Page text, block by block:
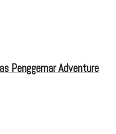
Penggemar Adventure